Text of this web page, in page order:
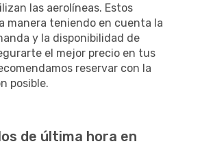
las aerolíneas. Estos
manera teniendo en cuenta la
y la disponibilidad de
el mejor precio en tus
reservar con la
posible.
de última hora en